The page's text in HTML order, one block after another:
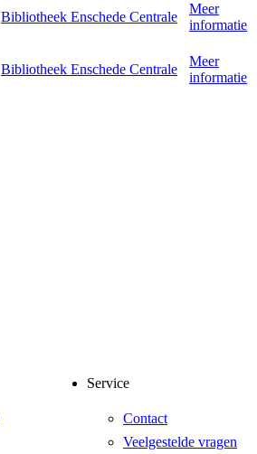
Bibliotheek Enschede Centrale
Meer
informatie
Bibliotheek Enschede Centrale
Meer
informatie
Service
Contact
Veelgestelde vragen